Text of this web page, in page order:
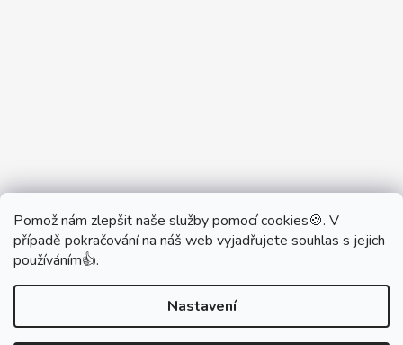
Pomož nám zlepšit naše služby pomocí cookies🍪. V
případě pokračování na náš web vyjadřujete souhlas s jejich
používáním👍.
Nastavení
Partner Showroom MONOBRAND
Partner Eshop Monobrand.online